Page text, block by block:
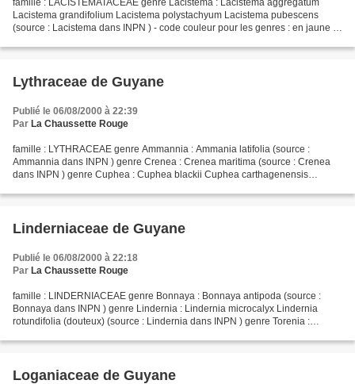
famille : LACISTEMATACEAE genre Lacistema : Lacistema aggregatum
Lacistema grandifolium Lacistema polystachyum Lacistema pubescens
(source : Lacistema dans INPN ) - code couleur pour les genres : en jaune ,
Lythraceae de Guyane
Publié le 06/08/2000 à 22:39
Par La Chaussette Rouge
famille : LYTHRACEAE genre Ammannia : Ammania latifolia (source :
Ammannia dans INPN ) genre Crenea : Crenea maritima (source : Crenea
dans INPN ) genre Cuphea : Cuphea blackii Cuphea carthagenensis
Linderniaceae de Guyane
Publié le 06/08/2000 à 22:18
Par La Chaussette Rouge
famille : LINDERNIACEAE genre Bonnaya : Bonnaya antipoda (source :
Bonnaya dans INPN ) genre Lindernia : Lindernia microcalyx Lindernia
rotundifolia (douteux) (source : Lindernia dans INPN ) genre Torenia :
Loganiaceae de Guyane